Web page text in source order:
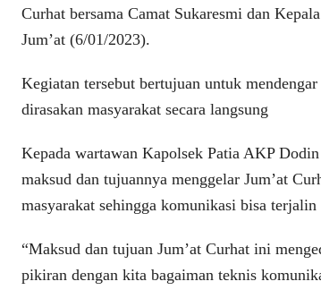
Curhat bersama Camat Sukaresmi dan
Jum’at (6/01/2023).
Kegiatan tersebut bertujuan untuk
dirasakan masyarakat secara langsung
Kepada wartawan Kapolsek Patia AKP
maksud dan tujuannya menggelar Jum’at
masyarakat sehingga komunikasi bisa terjalin
“Maksud dan tujuan Jum’at Curhat ini
pikiran dengan kita bagaiman teknis